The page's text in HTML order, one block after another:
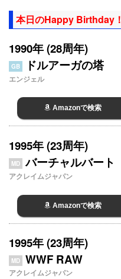
本日のHappy Birthday！
1990年 (28周年)
GB ドルアーガの塔
エンジェル
Amazonで検索
1995年 (23周年)
MD バーチャルバート
アクレイムジャパン
Amazonで検索
1995年 (23周年)
MD WWF RAW
アクレイムジャパン